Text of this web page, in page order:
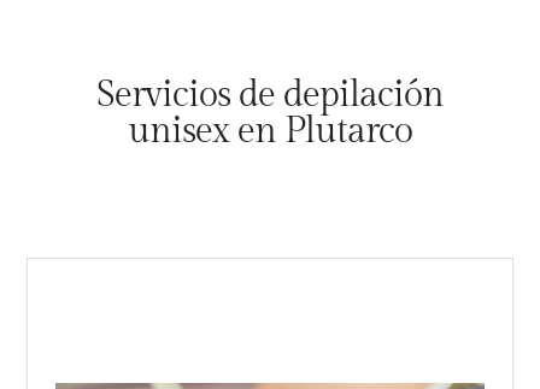
Servicios de depilación
unisex en Plutarco